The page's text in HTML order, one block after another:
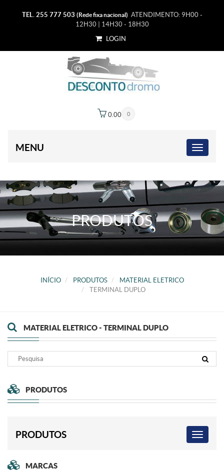
TEL. 255 777 503 (Rede fixa nacional) ATENDIMENTO: 9H00 -
12H30 | 14H30 - 18H30
LOGIN
0
0.00
MENU
PRODUTOS
INÍCIO PRODUTOS
MATERIAL ELETRICO
TERMINAL DUPLO
MATERIAL ELETRICO - TERMINAL DUPLO
PRODUTOS
PRODUTOS
MARCAS